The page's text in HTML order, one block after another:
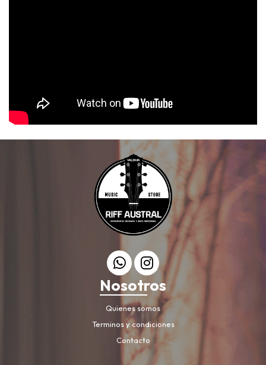
Nosotros
Quienes somos
Terminos y condiciones
Contacto